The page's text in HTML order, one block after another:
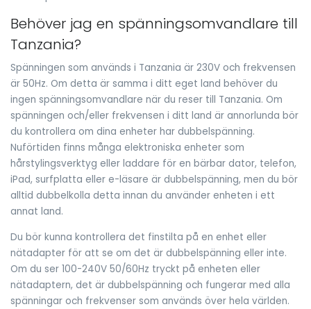
Behöver jag en spänningsomvandlare till
Tanzania?
Spänningen som används i Tanzania är 230V och frekvensen
är 50Hz. Om detta är samma i ditt eget land behöver du
ingen spänningsomvandlare när du reser till Tanzania. Om
spänningen och/eller frekvensen i ditt land är annorlunda bör
du kontrollera om dina enheter har dubbelspänning.
Nuförtiden finns många elektroniska enheter som
hårstylingsverktyg eller laddare för en bärbar dator, telefon,
iPad, surfplatta eller e-läsare är dubbelspänning, men du bör
alltid dubbelkolla detta innan du använder enheten i ett
annat land.
Du bör kunna kontrollera det finstilta på en enhet eller
nätadapter för att se om det är dubbelspänning eller inte.
Om du ser 100-240V 50/60Hz tryckt på enheten eller
nätadaptern, det är dubbelspänning och fungerar med alla
spänningar och frekvenser som används över hela världen.